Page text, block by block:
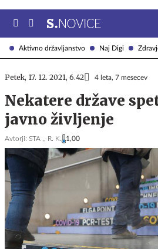
Aktivno državljanstvo Naj Digi
Petek, 17. 12. 2021, 6.42 4 leta, 7 mesecev
Nekatere države
javno življenje
Avtorji: STA ,, R. K. 1,00